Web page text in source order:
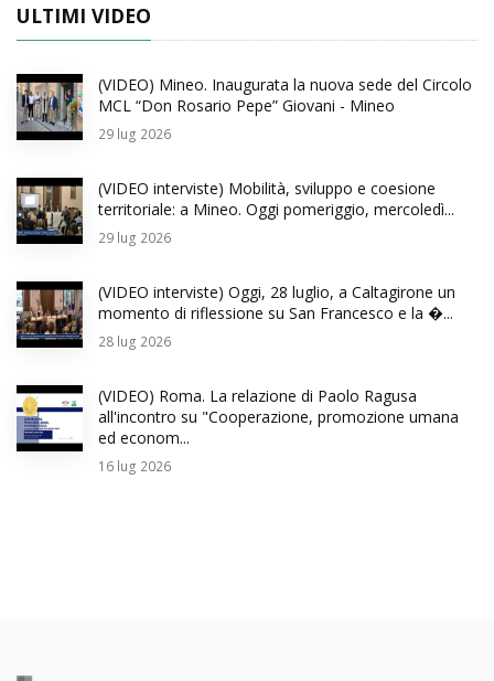
ULTIMI VIDEO
(VIDEO) Mineo. Inaugurata la nuova sede del Circolo
MCL “Don Rosario Pepe” Giovani - Mineo
29 lug 2026
(VIDEO interviste) Mobilità, sviluppo e coesione
territoriale: a Mineo. Oggi pomeriggio, mercoledì...
29 lug 2026
(VIDEO interviste) Oggi, 28 luglio, a Caltagirone un
momento di riflessione su San Francesco e la �...
28 lug 2026
(VIDEO) Roma. La relazione di Paolo Ragusa
all'incontro su "Cooperazione, promozione umana
ed econom...
16 lug 2026